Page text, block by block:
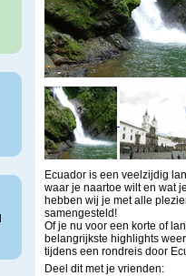
Ecuador is een veelzijdig
waar je naartoe wilt en wat
hebben wij je met alle
samengesteld!
Of je nu voor een korte of
belangrijkste highlights
tijdens een rondreis door
Deel dit met je vrienden: